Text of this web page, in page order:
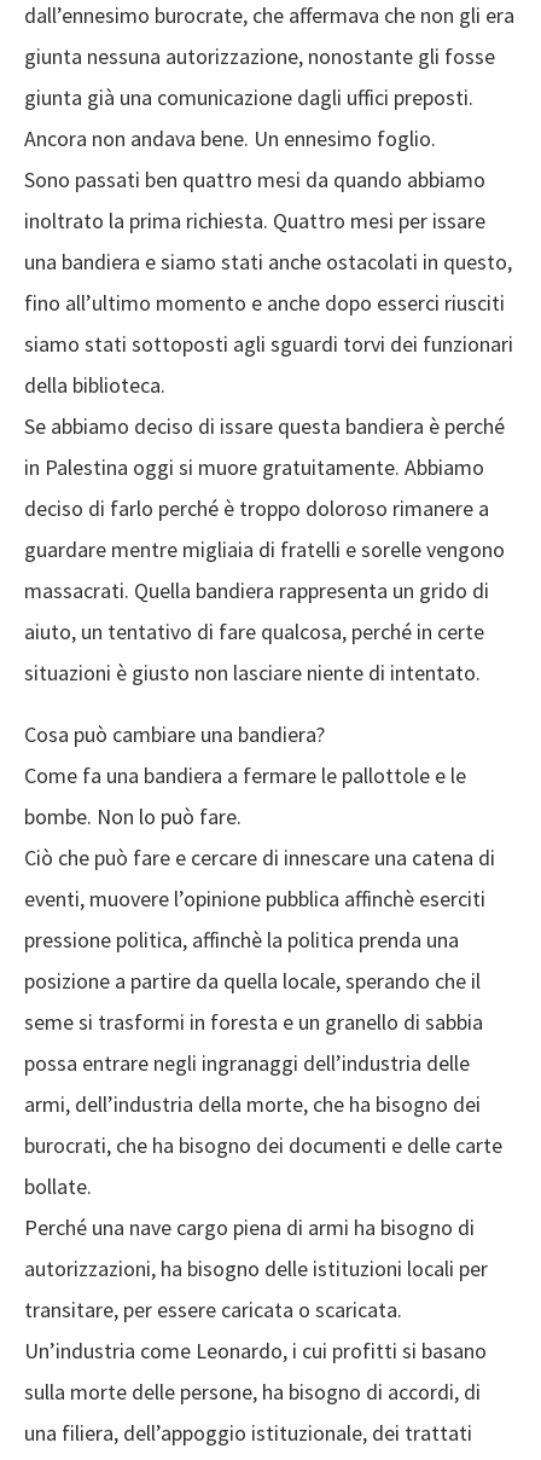
dall’ennesimo burocrate, che affermava che non gli era
giunta nessuna autorizzazione, nonostante gli fosse
giunta già una comunicazione dagli uffici preposti.
Ancora non andava bene. Un ennesimo foglio.
Sono passati ben quattro mesi da quando abbiamo
inoltrato la prima richiesta. Quattro mesi per issare
una bandiera e siamo stati anche ostacolati in questo,
fino all’ultimo momento e anche dopo esserci riusciti
siamo stati sottoposti agli sguardi torvi dei funzionari
della biblioteca.
Se abbiamo deciso di issare questa bandiera è perché
in Palestina oggi si muore gratuitamente. Abbiamo
deciso di farlo perché è troppo doloroso rimanere a
guardare mentre migliaia di fratelli e sorelle vengono
massacrati. Quella bandiera rappresenta un grido di
aiuto, un tentativo di fare qualcosa, perché in certe
situazioni è giusto non lasciare niente di intentato.
Cosa può cambiare una bandiera?
Come fa una bandiera a fermare le pallottole e le
bombe. Non lo può fare.
Ciò che può fare e cercare di innescare una catena di
eventi, muovere l’opinione pubblica affinchè eserciti
pressione politica, affinchè la politica prenda una
posizione a partire da quella locale, sperando che il
seme si trasformi in foresta e un granello di sabbia
possa entrare negli ingranaggi dell’industria delle
armi, dell’industria della morte, che ha bisogno dei
burocrati, che ha bisogno dei documenti e delle carte
bollate.
Perché una nave cargo piena di armi ha bisogno di
autorizzazioni, ha bisogno delle istituzioni locali per
transitare, per essere caricata o scaricata.
Un’industria come Leonardo, i cui profitti si basano
sulla morte delle persone, ha bisogno di accordi, di
una filiera, dell’appoggio istituzionale, dei trattati